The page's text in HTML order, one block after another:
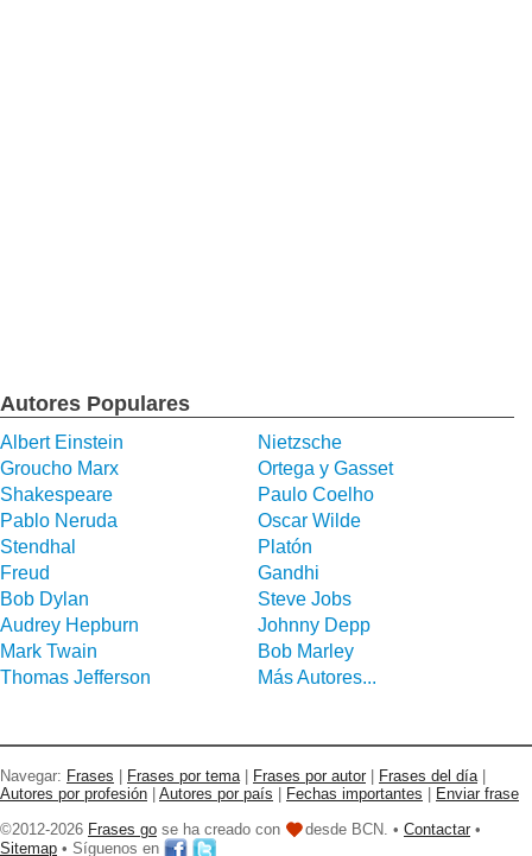
Autores Populares
Albert Einstein
Nietzsche
Groucho Marx
Ortega y Gasset
Shakespeare
Paulo Coelho
Pablo Neruda
Oscar Wilde
Stendhal
Platón
Freud
Gandhi
Bob Dylan
Steve Jobs
Audrey Hepburn
Johnny Depp
Mark Twain
Bob Marley
Thomas Jefferson
Más Autores...
Navegar: Frases Frases por tema| Frases por autor Frases del día|
Autores por profesión
Autores por país Fechas importantes
Enviar frase
©2012-2026 Frases go se ha creado con desde BCN. • Contactar •
Sitemap • Síguenos en